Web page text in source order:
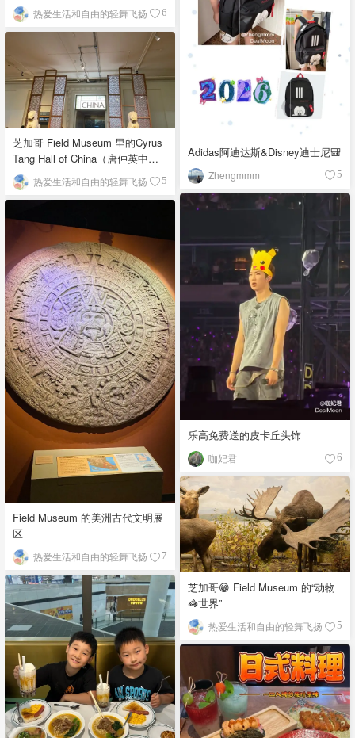
热爱生活和自由的轻舞飞扬 6
Adidas阿迪达斯&Disney迪士尼🎒
Zhengmmm 5
芝加哥 Field Museum 里的Cyrus
Tang Hall of China（唐仲英中国
馆） 热爱生活和自由的轻舞飞扬 5
乐高免费送的皮卡丘头饰
咖妃君 6
Field Museum 的美洲古代文明展
区
热爱生活和自由的轻舞飞扬 7
芝加哥😁 Field Museum 的“动物
🦓世界”
热爱生活和自由的轻舞飞扬 5